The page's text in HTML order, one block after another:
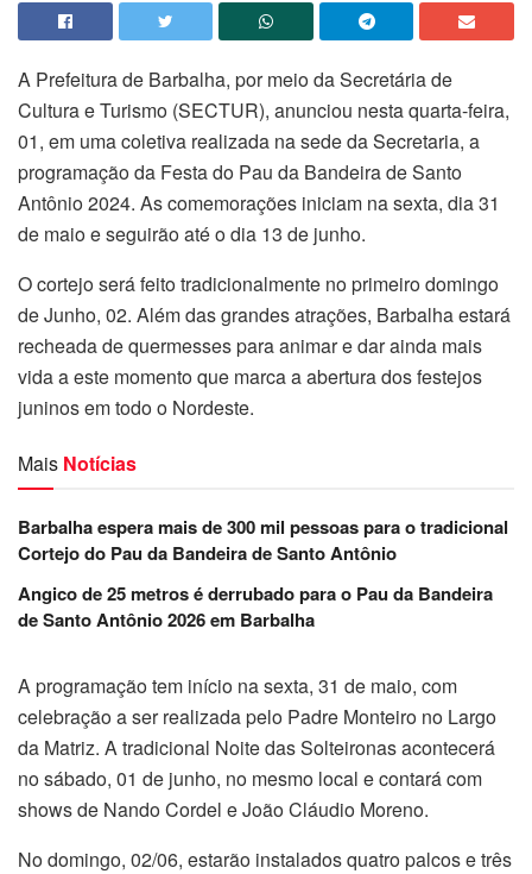
A Prefeitura de Barbalha, por meio da Secretária de
Cultura e Turismo (SECTUR), anunciou nesta quarta-feira,
01, em uma coletiva realizada na sede da Secretaria, a
programação da Festa do Pau da Bandeira de Santo
Antônio 2024. As comemorações iniciam na sexta, dia 31
de maio e seguirão até o dia 13 de junho.
O cortejo será feito tradicionalmente no primeiro domingo
de Junho, 02. Além das grandes atrações, Barbalha estará
recheada de quermesses para animar e dar ainda mais
vida a este momento que marca a abertura dos festejos
juninos em todo o Nordeste.
Mais Notícias
Barbalha espera mais de 300 mil pessoas para o tradicional
Cortejo do Pau da Bandeira de Santo Antônio
Angico de 25 metros é derrubado para o Pau da Bandeira
de Santo Antônio 2026 em Barbalha
A programação tem início na sexta, 31 de maio, com
celebração a ser realizada pelo Padre Monteiro no Largo
da Matriz. A tradicional Noite das Solteironas acontecerá
no sábado, 01 de junho, no mesmo local e contará com
shows de Nando Cordel e João Cláudio Moreno.
No domingo, 02/06, estarão instalados quatro palcos e três